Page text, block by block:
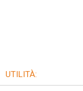
UTILITÀ: